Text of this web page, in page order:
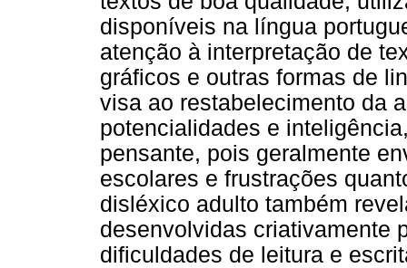
disponíveis na língua
atenção à interpretação de
gráficos e outras formas de
visa ao restabelecimento da
potencialidades e
pensante, pois geralmente
escolares e frustrações
disléxico adulto também
desenvolvidas criativamente
dificuldades de leitura e